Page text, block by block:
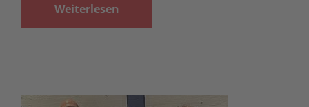
Weiterlesen